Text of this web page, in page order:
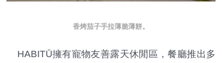
香烤茄子手拉薄脆薄餅。
HABITŪ擁有寵物友善露天休閒區，餐廳推出多